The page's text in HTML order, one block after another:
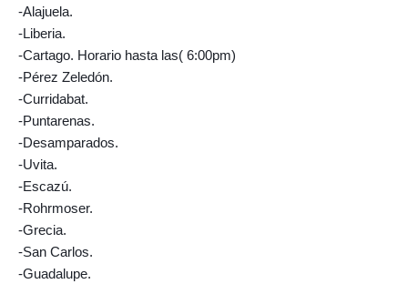
-Alajuela.
-Liberia.
-Cartago. Horario hasta las( 6:00pm)
-Pérez Zeledón.
-Curridabat.
-Puntarenas.
-Desamparados.
-Uvita.
-Escazú.
-Rohrmoser.
-Grecia.
-San Carlos.
-Guadalupe.